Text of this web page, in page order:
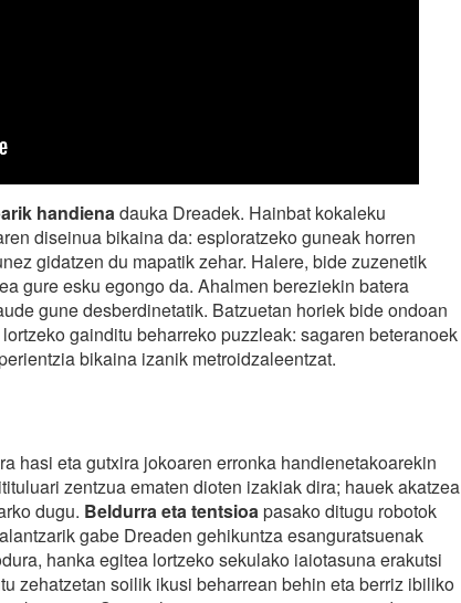
handienadauka Dreadek. Hainbat kokaleku
diseinua bikaina da: esploratzeko guneak horren
gidatzen du mapatik zehar. Halere, bide zuzenetik
gure esku egongo da. Ahalmen bereziekin batera
gune desberdinetatik. Batzuetan horiek bide ondoan
gainditu beharreko puzzleak: sagaren beteranoek
bikaina izanik metroidzaleentzat.
hasi eta gutxira jokoaren erronka handienetakoarekin
zentzua ematen dioten izakiak dira; hauek akatzea
dugu. Beldurra eta tentsioapasako ditugu robotok
gabe Dreaden gehikuntza esanguratsuenak
hanka egitea lortzeko sekulako iaiotasuna erakutsi
zehatzetan soilik ikusi beharrean behin eta berriz ibiliko